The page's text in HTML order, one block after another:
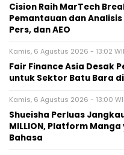
Cision Raih MarTech
Pemantauan dan
Pers, dan AEO
Kamis, 6 Agustus 2026 - 13:02
Fair Finance Asia Desak
untuk Sektor Batu Bara di
Kamis, 6 Agustus 2026 - 13:00
Shueisha Perluas
MILLION, Platform
Bahasa